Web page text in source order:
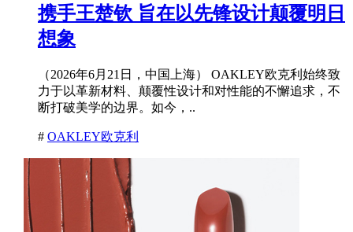
携手王楚钦 旨在以先锋设计颠覆明日
想象
（2026年6月21日，中国上海） OAKLEY欧克利始终致
力于以革新材料、颠覆性设计和对性能的不懈追求，不
断打破美学的边界。如今，..
# OAKLEY欧克利